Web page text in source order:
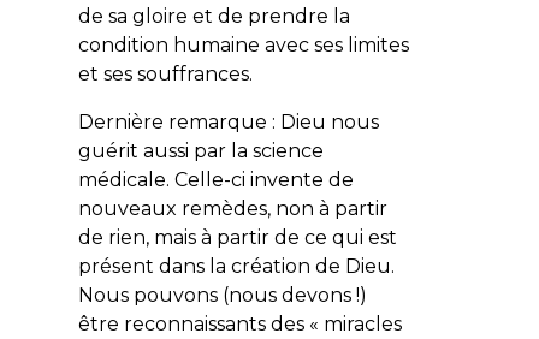
de sa gloire et de prendre la
condition humaine avec ses limites
et ses souffrances.
Dernière remarque : Dieu nous
guérit aussi par la science
médicale. Celle-ci invente de
nouveaux remèdes, non à partir
de rien, mais à partir de ce qui est
présent dans la création de Dieu.
Nous pouvons (nous devons !)
être reconnaissants des « miracles